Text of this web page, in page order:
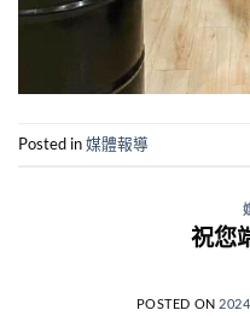
Posted in媒體報導
祝您
POSTED ON